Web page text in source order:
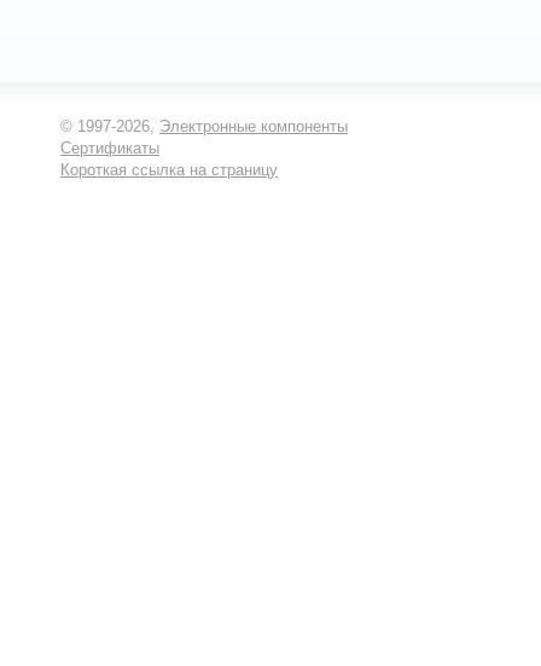
© 1997-2026, Электронные компоненты
Сертификаты
Короткая ссылка на страницу